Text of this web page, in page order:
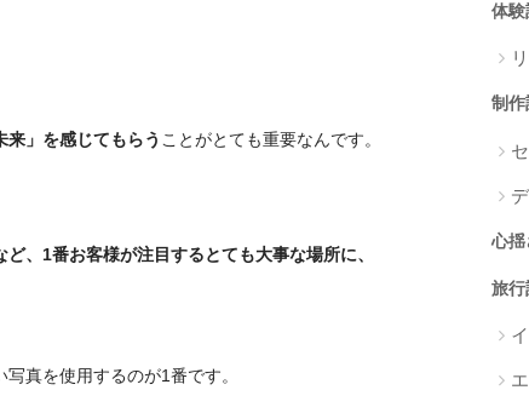
来」を感じてもらう ことがとても重要なんです。
、1番お客様が注目するとても大事な場所に、
真を使用するのが1番です。
体験
制作
心
旅行